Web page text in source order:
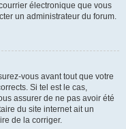
électronique que vous
un administrateur du forum.
vous avant tout que votre
Si tel est le cas,
assurer de ne pas avoir été
du site internet ait un
de la corriger.